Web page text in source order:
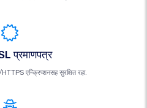
प्रमाणपत्र
एन्क्रिप्शनसह सुरक्षित रहा.